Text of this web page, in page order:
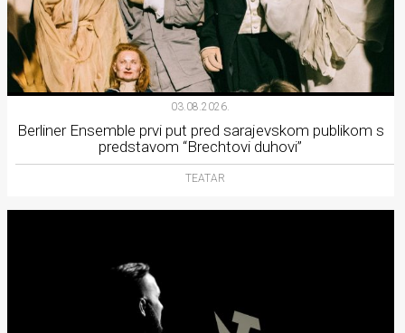
03.08.2026.
Berliner Ensemble prvi put pred sarajevskom publikom s
predstavom “Brechtovi duhovi”
TEATAR